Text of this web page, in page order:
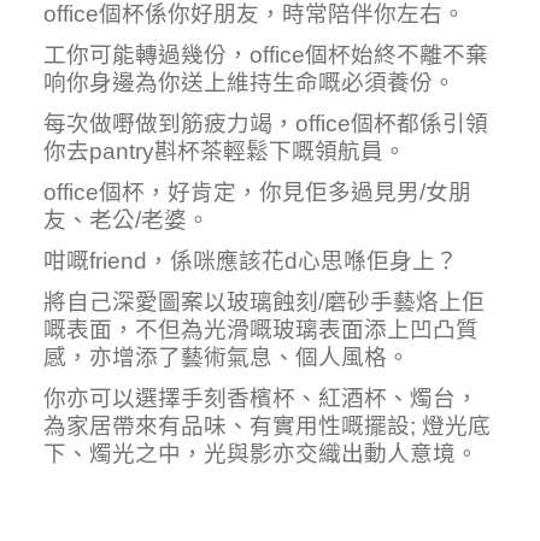
office個杯係你好朋友，時常陪伴你左右。
工你可能轉過幾份，office個杯始終不離不棄
响你身邊為你送上維持生命嘅必須養份。
每次做嘢做到筋疲力竭，office個杯都係引領
你去pantry斟杯茶輕鬆下嘅領航員。
office個杯，好肯定，你見佢多過見男/女朋
友、老公/老婆。
咁嘅friend，係咪應該花d心思喺佢身上？
將自己深愛圖案以玻璃蝕刻/磨砂手藝烙上佢
嘅表面，不但為光滑嘅玻璃表面添上凹凸質
感，亦增添了藝術氣息、個人風格。
你亦可以選擇手刻香檳杯、紅酒杯、燭台，
為家居帶來有品味、有實用性嘅擺設; 燈光底
下、燭光之中，光與影亦交織出動人意境。